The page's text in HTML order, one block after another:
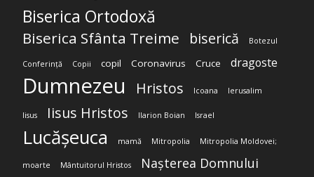
Biserica Ortodoxă
Biserica Sfânta Treime biserică Botezul
Conferință Copii copil Coronavirus Cruce dragoste
Dumnezeu Hristos Icoana Ierusalim
Iisus Iisus Hristos Ilarion Boian Israel
Lucășeuca mamă Mitropolia Mitropolia Moldovei;
moarte Mântuitorul Hristos Nașterea Domnului